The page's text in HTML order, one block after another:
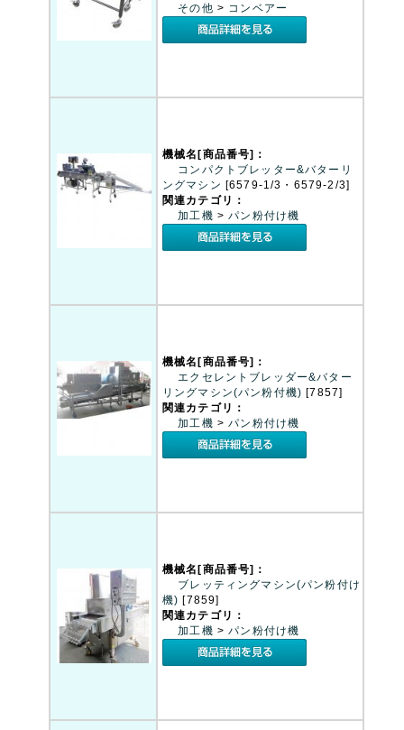
その他 > コンベアー
機械名[商品番号]：
コンパクトブレッター&バターリ
ングマシン [6579-1/3・6579-2/3]
関連カテゴリ：
加工機 >パン粉付け機
機械名[商品番号]：
エクセレントブレッダー&バター
リングマシン(パン粉付機)[7857]
関連カテゴリ：
加工機 >パン粉付け機
機械名[商品番号]：
ブレッティングマシン(パン粉付け
機)[7859]
関連カテゴリ：
加工機 >パン粉付け機